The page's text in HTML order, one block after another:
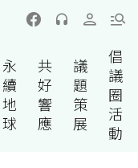
永
續
地
球
共
好
響
應
議
題
策
展
倡
議
圈
活
動